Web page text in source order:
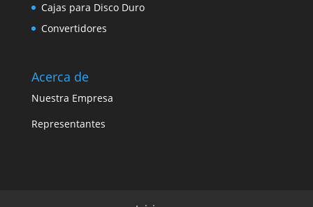
Cajas para Disco Duro
Convertidores
Acerca de
Nuestra Empresa
Representantes